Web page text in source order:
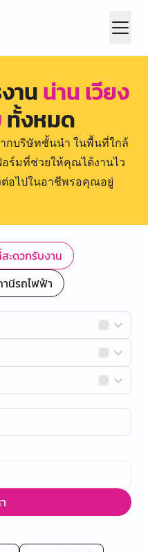
านน่าน เวียง
ทั้งหมด
กบริษัทชั้นนำ ในพื้นที่ใกล้
ร์มที่ช่วยให้คุณได้งานไว
ต่อไปในอาชีพรอคุณอยู่
ะดวกรับงาน
นีรถไฟฟ้า